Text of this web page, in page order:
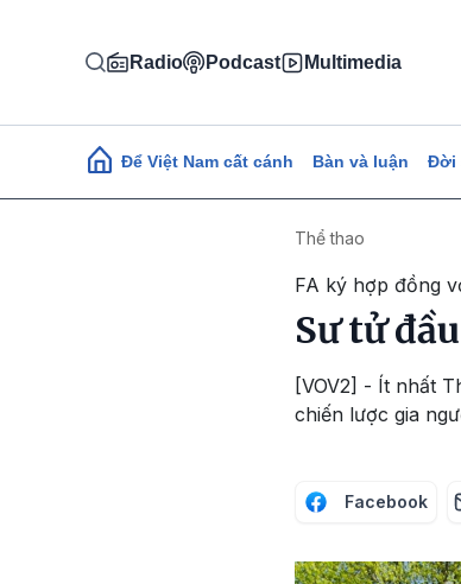
Radio Podcast Multimedia
Main navigation
Để Việt Nam cất cánh Bàn và luận Đời
Thể thao
FA ký hợp đồng
Sư tử
[VOV2] - Ít nhất
chiến lược gia
Facebook